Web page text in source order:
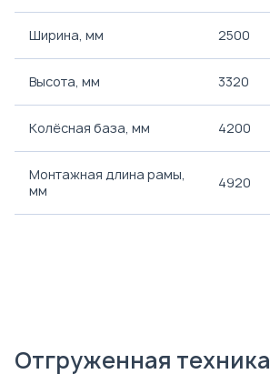
Ширина, мм 2500
Высота, мм 3320
Колёсная база, мм 4200
Монтажная длина рамы,
мм
4920
Отгруженная техника